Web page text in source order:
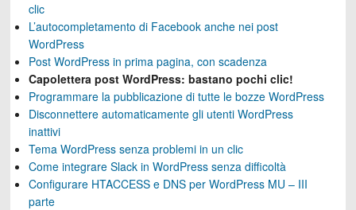
clic
L’autocompletamento di Facebook anche nei post
WordPress
Post WordPress in prima pagina, con scadenza
Capolettera post WordPress: bastano pochi clic!
Programmare la pubblicazione di tutte le bozze WordPress
Disconnettere automaticamente gli utenti WordPress
inattivi
Tema WordPress senza problemi in un clic
Come integrare Slack in WordPress senza difficoltà
Configurare HTACCESS e DNS per WordPress MU – III
parte